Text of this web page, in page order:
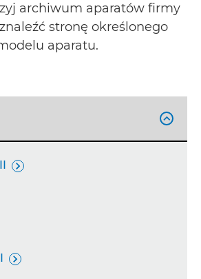
archiwum aparatów firmy
stronę określonego
aparatu.


